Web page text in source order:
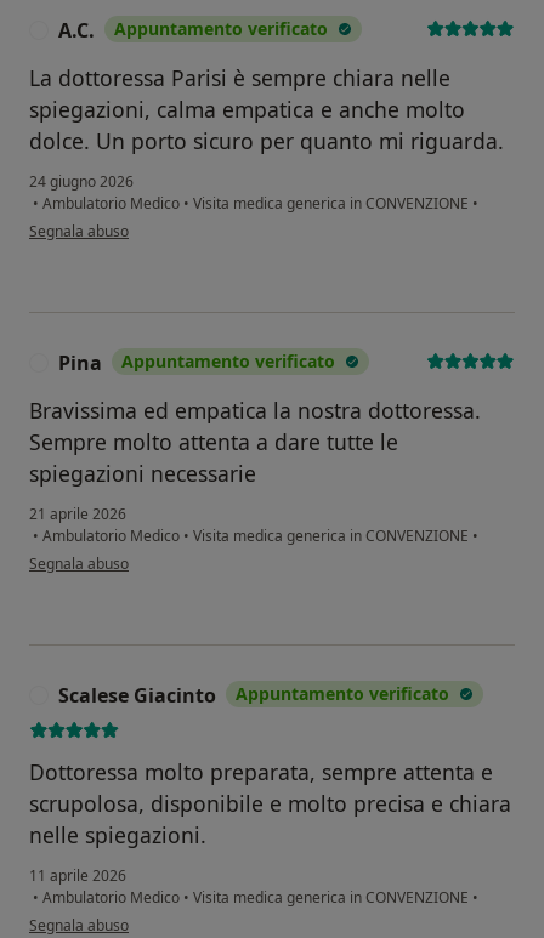
A.C. Appuntamento verificato
La dottoressa Parisi è sempre chiara nelle
spiegazioni, calma empatica e anche molto
dolce. Un porto sicuro per quanto mi riguarda.
24 giugno 2026
• Ambulatorio Medico • Visita medica generica in CONVENZIONE •
secondo l'opinione dell'utente A.C.
Segnala abuso
Pina Appuntamento verificato
Bravissima ed empatica la nostra dottoressa.
Sempre molto attenta a dare tutte le
spiegazioni necessarie
21 aprile 2026
• Ambulatorio Medico • Visita medica generica in CONVENZIONE •
secondo l'opinione dell'utente Pina
Segnala abuso
Scalese Giacinto Appuntamento verificato
Dottoressa molto preparata, sempre attenta e
scrupolosa, disponibile e molto precisa e chiara
nelle spiegazioni.
11 aprile 2026
• Ambulatorio Medico • Visita medica generica in CONVENZIONE •
secondo l'opinione dell'utente Scalese Giacinto
Segnala abuso